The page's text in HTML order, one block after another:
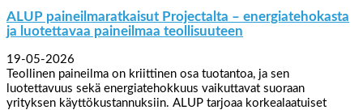
ALUP paineilmaratkaisut Projectalta – energiatehokasta
ja luotettavaa paineilmaa teollisuuteen
19-05-2026
Teollinen paineilma on kriittinen osa tuotantoa, ja sen
luotettavuus sekä energiatehokkuus vaikuttavat suoraan
yrityksen käyttökustannuksiin. ALUP tarjoaa korkealaatuiset